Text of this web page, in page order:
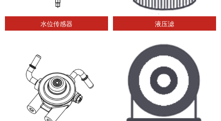
水位传感器 液压滤